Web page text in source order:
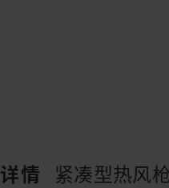
详情 紧凑型热风